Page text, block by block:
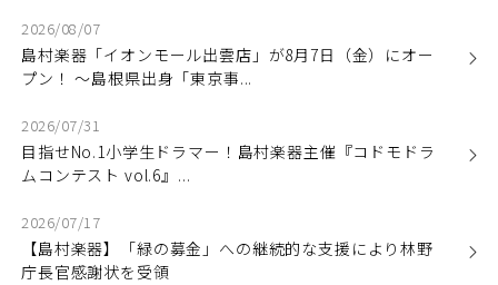
2026/08/07
島村楽器「イオンモール出雲店」が8月7日（金）にオー
プン！ ～島根県出身「東京事...
2026/07/31
目指せNo.1小学生ドラマー！島村楽器主催『コドモドラ
ムコンテスト vol.6』...
2026/07/17
【島村楽器】「緑の募金」への継続的な支援により林野
庁長官感謝状を受領